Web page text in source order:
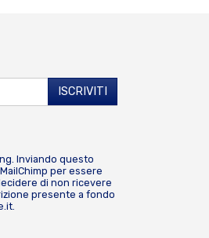
Inviando questo
per essere
di non ricevere
presente a fondo
.